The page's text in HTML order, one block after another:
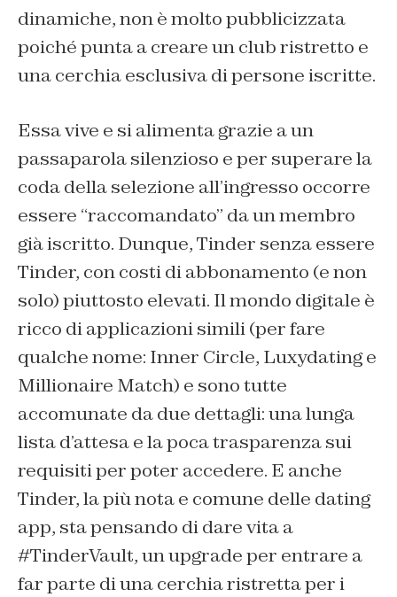
dinamiche, non è molto pubblicizzata
poiché punta a creare un club ristretto e
una cerchia esclusiva di persone iscritte.
Essa vive e si alimenta grazie a un
passaparola silenzioso e per superare la
coda della selezione all’ingresso occorre
essere “raccomandato” da un membro
già iscritto. Dunque, Tinder senza essere
Tinder, con costi di abbonamento (e non
solo) piuttosto elevati. Il mondo digitale è
ricco di applicazioni simili (per fare
qualche nome: Inner Circle, Luxydating e
Millionaire Match) e sono tutte
accomunate da due dettagli: una lunga
lista d’attesa e la poca trasparenza sui
requisiti per poter accedere. E anche
Tinder, la più nota e comune delle dating
app, sta pensando di dare vita a
#TinderVault, un upgrade per entrare a
far parte di una cerchia ristretta per i